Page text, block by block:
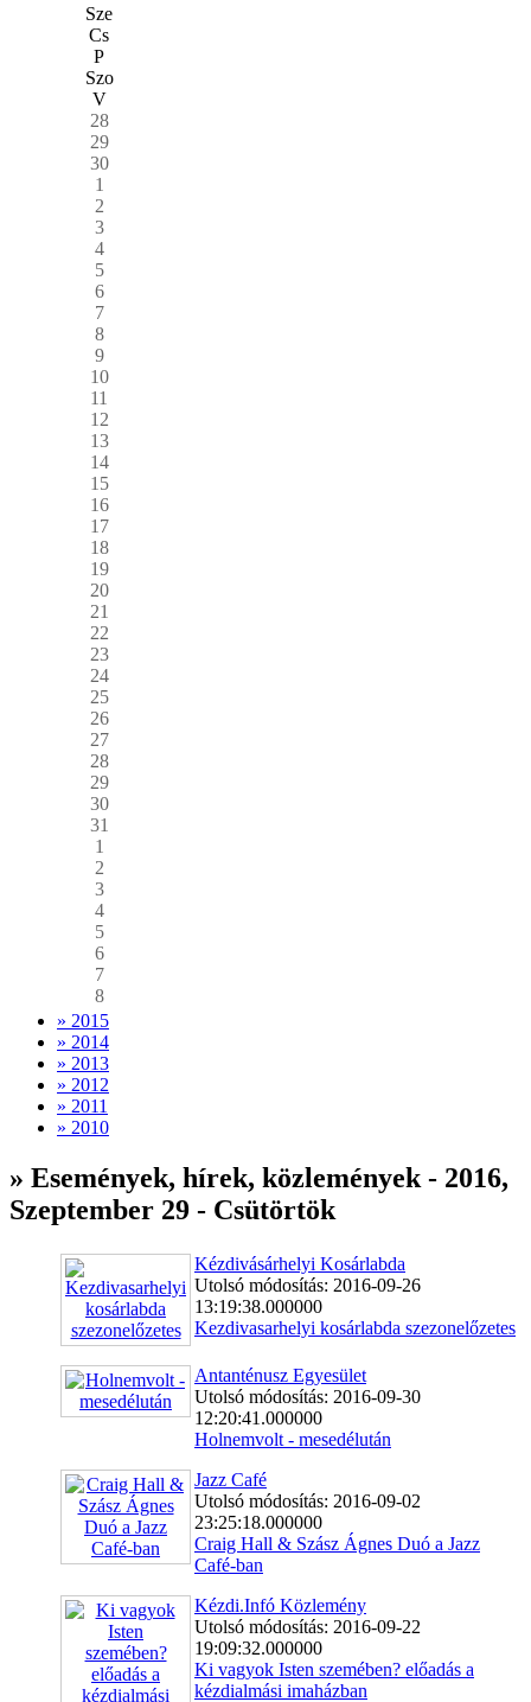
Sze
Cs
P
Szo
V
28
29
30
1
2
3
4
5
6
7
8
9
10
11
12
13
14
15
16
17
18
19
20
21
22
23
24
25
26
27
28
29
30
31
1
2
3
4
5
6
7
8
» 2015
» 2014
» 2013
» 2012
» 2011
» 2010
» Események, hírek, közlemények - 2016,
Szeptember 29 - Csütörtök
Kézdivásárhelyi Kosárlabda
Utolsó módosítás: 2016-09-26
13:19:38.000000
Kezdivasarhelyi kosárlabda szezonelőzetes
Antanténusz Egyesület
Utolsó módosítás: 2016-09-30
12:20:41.000000
Holnemvolt - mesedélután
Jazz Café
Utolsó módosítás: 2016-09-02
23:25:18.000000
Craig Hall & Szász Ágnes Duó a Jazz
Café-ban
Kézdi.Infó Közlemény
Utolsó módosítás: 2016-09-22
19:09:32.000000
Ki vagyok Isten szemében? előadás a
kézdialmási imaházban